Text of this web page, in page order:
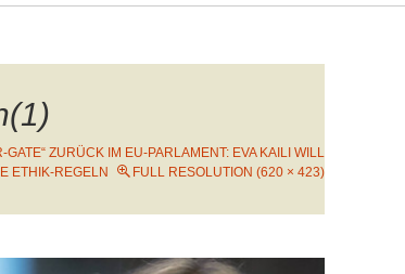
GATE“ ZURÜCK IM EU-PARLAMENT: EVA KAILI WILL
ETHIK-REGELN
FULL RESOLUTION (620 × 423)